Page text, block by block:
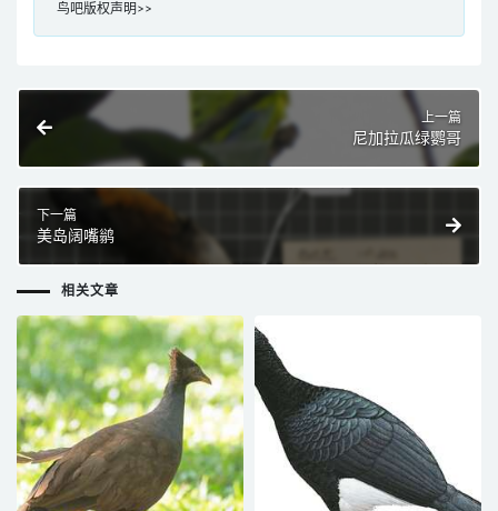
鸟吧版权声明>>
上一篇
尼加拉瓜绿鹦哥
下一篇
美岛阔嘴鹟
相关文章